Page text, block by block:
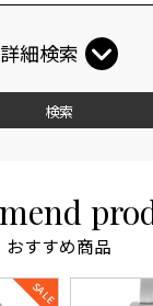
詳細検索
検索
おすすめ商品